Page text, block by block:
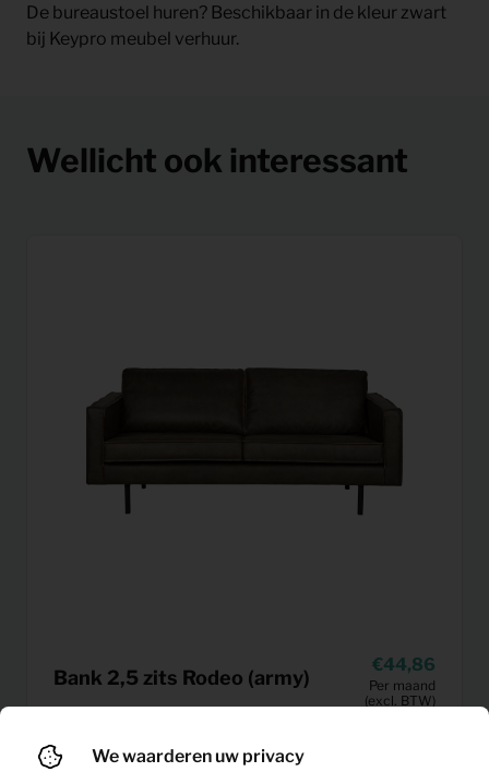
De bureaustoel huren? Beschikbaar in de kleur zwart
bij Keypro meubel verhuur.
Wellicht ook interessant
Bank 2,5 zits Rodeo (army)
44,86
Per maand
(excl. BTW)
We waarderen uw privacy